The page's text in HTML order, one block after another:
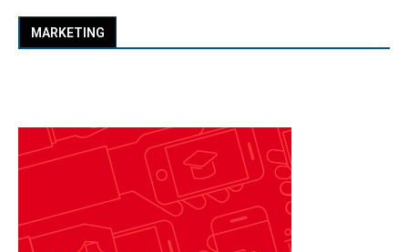
MARKETING